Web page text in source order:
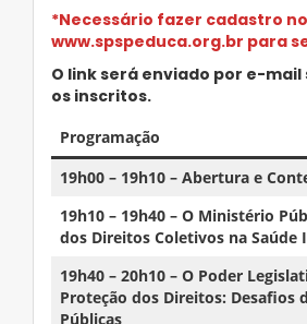
*Necessário fazer cadastro
www.spspeduca.org.br para
O link será enviado por e-
os inscritos.
Programação
19h00 – 19h10 – Abertura e
19h10 – 19h40 – O Ministério
dos Direitos Coletivos na
19h40 – 20h10 – O Poder
Proteção dos Direitos: Desafios
Públicas